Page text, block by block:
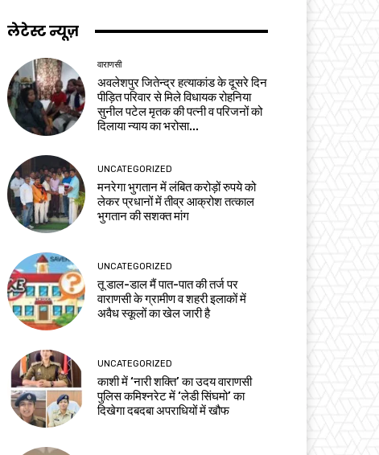
लेटेस्ट न्यूज़
वाराणसी
अवलेशपुर जितेन्द्र हत्याकांड के दूसरे दिन
पीड़ित परिवार से मिले विधायक रोहनिया
सुनील पटेल मृतक की पत्नी व परिजनों को
दिलाया न्याय का भरोसा...
UNCATEGORIZED
मनरेगा भुगतान में लंबित करोड़ों रुपये को
लेकर प्रधानों में तीव्र आक्रोश तत्काल
भुगतान की सशक्त मांग
UNCATEGORIZED
तू डाल-डाल मैं पात-पात की तर्ज पर
वाराणसी के ग्रामीण व शहरी इलाकों में
अवैध स्कूलों का खेल जारी है
UNCATEGORIZED
काशी में ‘नारी शक्ति’ का उदय वाराणसी
पुलिस कमिश्नरेट में ‘लेडी सिंघमो’ का
दिखेगा दबदबा अपराधियों में खौफ